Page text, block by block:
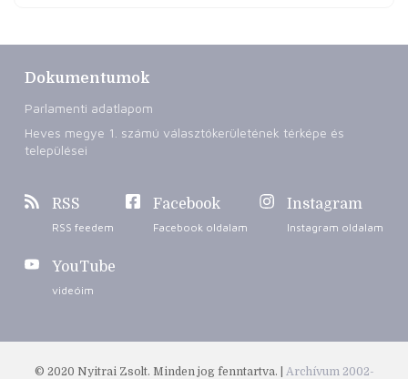
Dokumentumok
Parlamenti adatlapom
Heves megye 1. számú választókerületének térképe és
települései
RSS
RSS feedem
Facebook
Facebook oldalam
Instagram
Instagram oldalam
YouTube
videóim
© 2020 Nyitrai Zsolt. Minden jog fenntartva. | Archívum 2002-